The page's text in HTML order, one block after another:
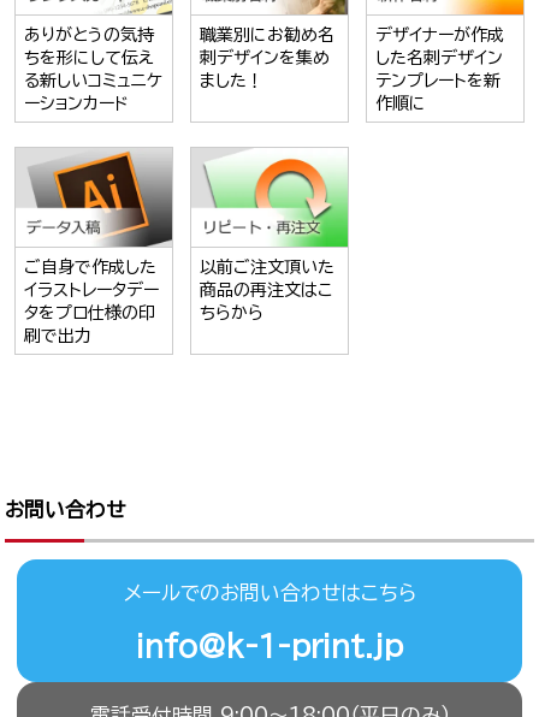
ありがとうの気持
ちを形にして伝え
る新しいコミュニケ
ーションカード
職業別にお勧め名
刺デザインを集め
ました！
デザイナーが作成
した名刺デザイン
テンプレートを新
作順に
ご自身で作成した
イラストレータデー
タをプロ仕様の印
刷で出力
以前ご注文頂いた
商品の再注文はこ
ちらから
お問い合わせ
メールでのお問い合わせはこちら
info@k-1-print.jp